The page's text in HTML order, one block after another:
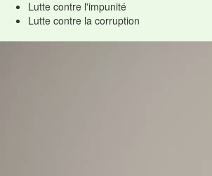
Lutte contre l'impunité
Lutte contre la corruption